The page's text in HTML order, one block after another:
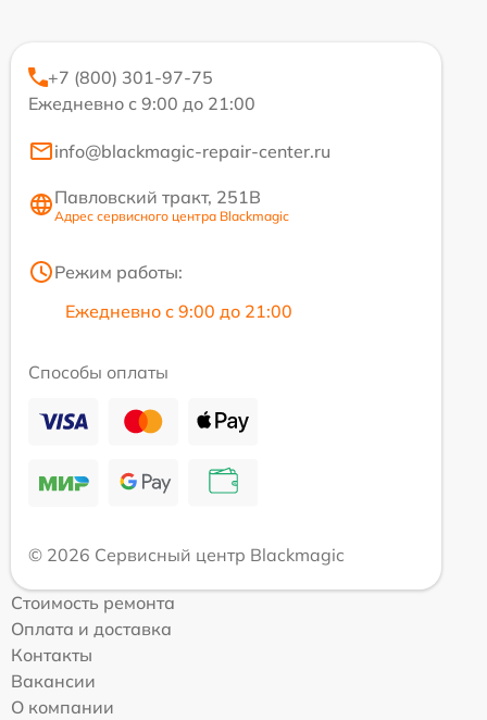
+7 (800) 301-97-75
Ежедневно с 9:00 до 21:00
info@blackmagic-repair-center.ru
Павловский тракт, 251В
Адрес сервисного центра Blackmagic
Режим работы:
Ежедневно с 9:00 до 21:00
Способы оплаты
© 2026 Сервисный центр Blackmagic
Стоимость ремонта
Оплата и доставка
Контакты
Вакансии
О компании